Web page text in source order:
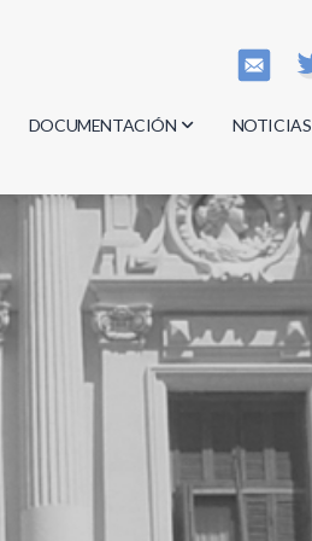
DOCUMENTACIÓN
Actas
Reglamentos
Documentos
NOTICIAS